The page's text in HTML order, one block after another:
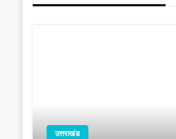
उत्तराखंड